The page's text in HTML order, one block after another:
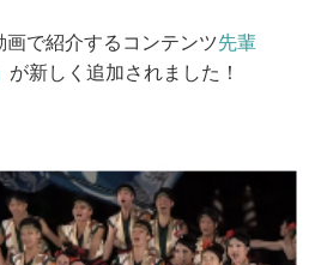
で紹介するコンテンツ先輩
が新しく追加されました！